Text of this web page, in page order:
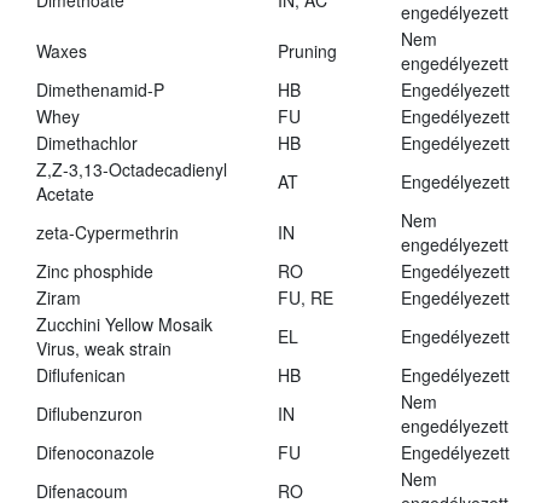
engedélyezett
Waxes
Pruning
Nem
engedélyezett
Dimethenamid-P
HB
Engedélyezett
Whey
FU
Engedélyezett
Dimethachlor
HB
Engedélyezett
Z,Z-3,13-Octadecadienyl
Acetate
AT Engedélyezett
zeta-Cypermethrin IN
Nem
engedélyezett
Zinc phosphide
RO
Engedélyezett
Ziram
FU, RE
Engedélyezett
Zucchini Yellow Mosaik
Virus, weak strain
EL
Engedélyezett
Diflufenican
HB
Engedélyezett
Diflubenzuron
IN
Nem
engedélyezett
Difenoconazole
FU
Engedélyezett
Difenacoum
RO
Nem